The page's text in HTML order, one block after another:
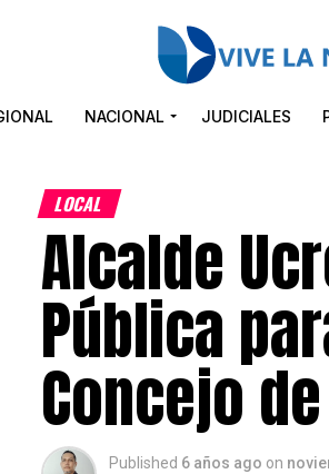
NACIONAL JUDICIALES
LOCAL
Alcalde
Pública
Concejo
Published 6 años ago on